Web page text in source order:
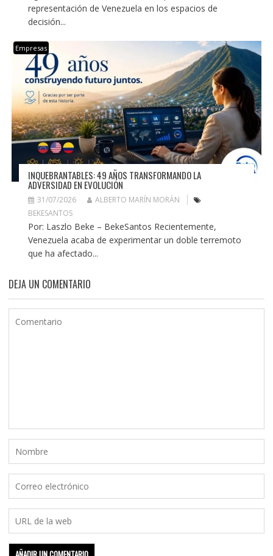
representación de Venezuela en los espacios de
decisión...
Empresas
INQUEBRANTABLES: 49 AÑOS TRANSFORMANDO LA
ADVERSIDAD EN EVOLUCIÓN
31/07/2026
ALBERTO MARÍN MORÁN
BEKESANTOS
Por: Laszlo Beke – BekeSantos Recientemente,
Venezuela acaba de experimentar un doble terremoto
que ha afectado...
DEJA UN COMENTARIO